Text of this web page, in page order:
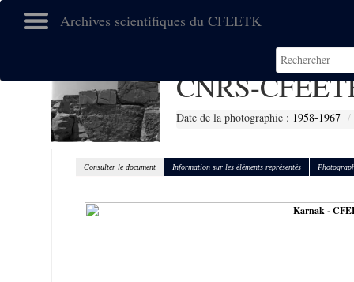
Archives scientifiques du CFEETK
CNRS-
Date de la photographie : 1958-1967
Consulter le document Information sur les éléments représentés